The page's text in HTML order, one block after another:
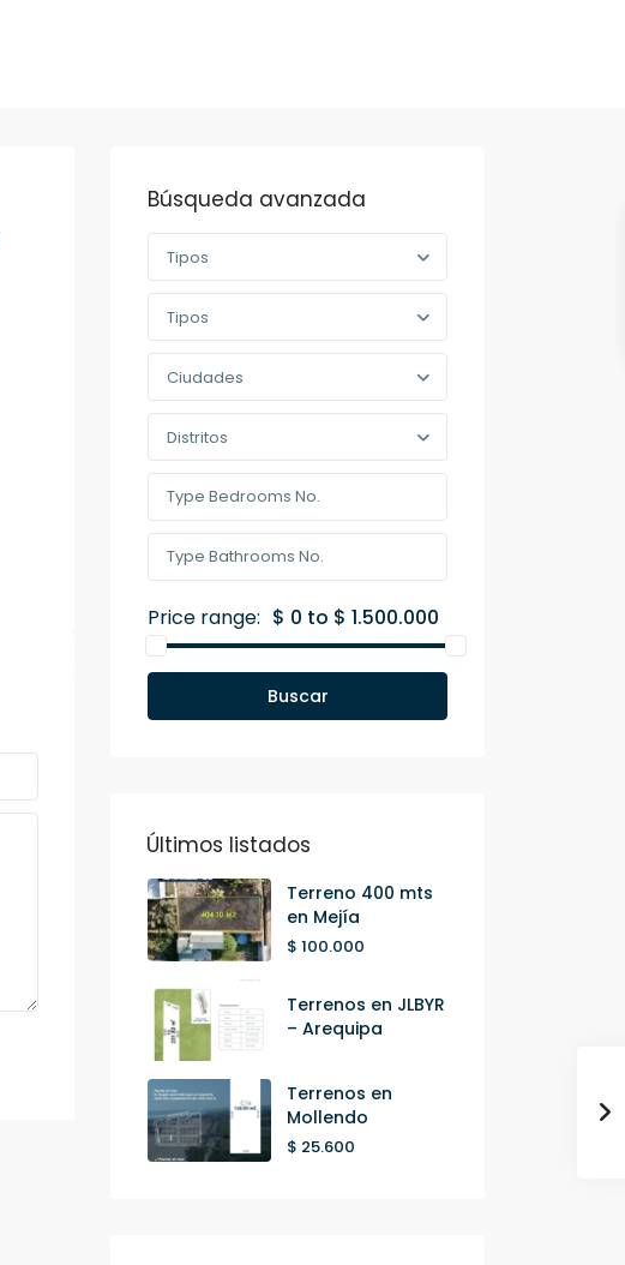
Búsqueda avanzada
Tipos
Tipos
Ciudades
Distritos
Price range: $ 0 to $ 1.500.000
Buscar
Últimos listados
Terreno 400 mts
en Mejía
$ 100.000
Terrenos en JLBYR
– Arequipa
Terrenos en
Mollendo
$ 25.600